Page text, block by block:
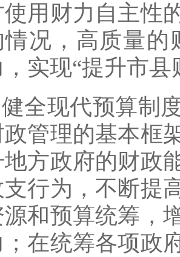
使用财力自主性
情况，高质量的
，实现“提升市
健全现代预算制
政管理的基本框
地方政府的财政
支行为，不断提
源和预算统筹，
；在统筹各项政